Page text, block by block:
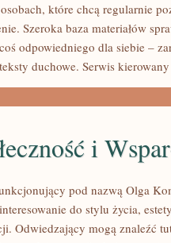
które chcą regularnie
Szeroka baza materiałów
odpowiedniego dla siebie –
duchowe. Serwis
i
pod nazwą Olga
do stylu życia,
Odwiedzający mogą znaleźć